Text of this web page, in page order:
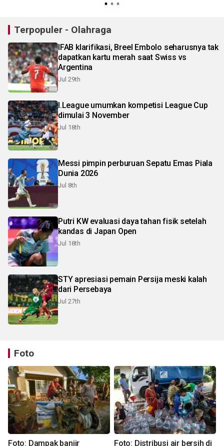
Terpopuler - Olahraga
IFAB klarifikasi, Breel Embolo seharusnya tak
dapatkan kartu merah saat Swiss vs
Argentina
Jul 29th
I.League umumkan kompetisi League Cup
dimulai 3 November
Jul 18th
Messi pimpin perburuan Sepatu Emas Piala
Dunia 2026
Jul 8th
Putri KW evaluasi daya tahan fisik setelah
kandas di Japan Open
Jul 18th
STY apresiasi pemain Persija meski kalah
dari Persebaya
Jul 27th
Foto
Foto: Dampak banjir
Foto: Distribusi air bersih di